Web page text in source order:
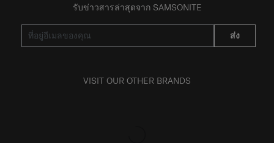
รับข่าวสารล่าสุดจาก SAMSONITE
ส่ง
VISIT OUR OTHER BRANDS